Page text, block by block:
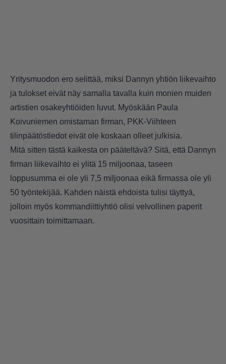
Yritysmuodon ero selittää, miksi Dannyn yhtiön liikevaihto
ja tulokset eivät näy samalla tavalla kuin monien muiden
artistien osakeyhtiöiden luvut. Myöskään Paula
Koivuniemen omistaman firman, PKK-Viihteen
tilinpäätöstiedot eivät ole koskaan olleet julkisia.
Mitä sitten tästä kaikesta on pääteltävä? Sitä, että Dannyn
firman liikevaihto ei ylitä 15 miljoonaa, taseen
loppusumma ei ole yli 7,5 miljoonaa eikä firmassa ole yli
50 työntekijää. Kahden näistä ehdoista tulisi täyttyä,
jolloin myös kommandiittiyhtiö olisi velvollinen paperit
vuosittain toimittamaan.